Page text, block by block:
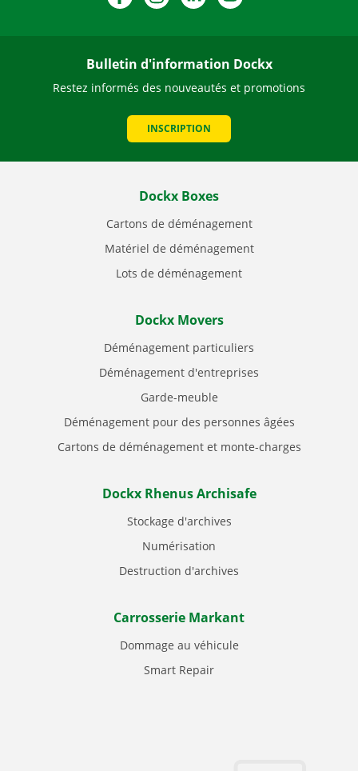
Bulletin d'information Dockx
Restez informés des nouveautés et promotions
INSCRIPTION
Dockx Boxes
Cartons de déménagement
Matériel de déménagement
Lots de déménagement
Dockx Movers
Déménagement particuliers
Déménagement d'entreprises
Garde-meuble
Déménagement pour des personnes âgées
Cartons de déménagement et monte-charges
Dockx Rhenus Archisafe
Stockage d'archives
Numérisation
Destruction d'archives
Carrosserie Markant
Dommage au véhicule
Smart Repair